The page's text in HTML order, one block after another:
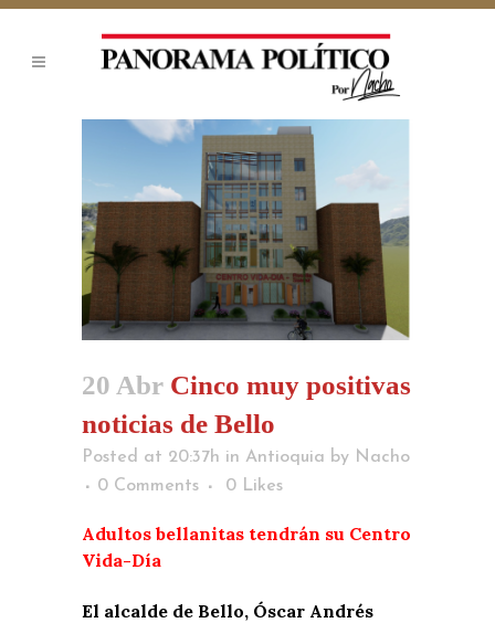
20 Abr Cinco muy positivas
noticias de Bello
Posted at 20:37h in Antioquia by Nacho
0 Comments
0 Likes
Adultos bellanitas tendrán su Centro
Vida-Día
El alcalde de Bello, Óscar Andrés